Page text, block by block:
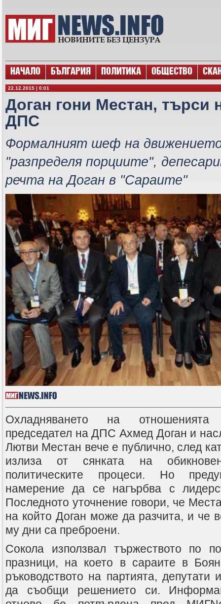
НАЧАЛО БЪЛГАРИЯ ПОЛИТИКА ОБЩЕСТВО
22.12.2015 | 0:01
Доган гони Местан, търси
ДПС
Формалният шеф на
"разпределя порциите",
речта на Доган в "Сараите"
Охладняването на
председател на ДПС Ахмед Доган и
Лютви Местан вече е публично, след
излиза от сянката на
политическите процеси. Но
намерение да се нагърбва с
Последното уточнение говори, че
на който Доган може да разчита, и че
му дни са преброени.
Сокола използвал тържеството по
празници, на което в сараите в
ръководството на партията,
да съобщи решението си.